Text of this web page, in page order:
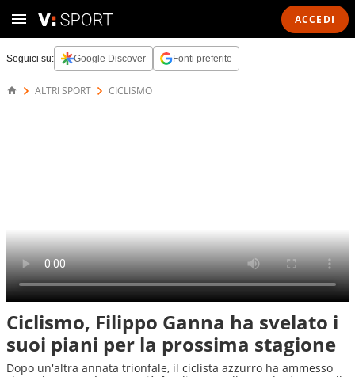
ACCEDI
Seguici su: Google Discover Fonti preferite
ALTRI SPORT CICLISMO
Ciclismo, Filippo Ganna ha svelato i
suoi piani per la prossima stagione
Dopo un'altra annata trionfale, il ciclista azzurro ha ammesso